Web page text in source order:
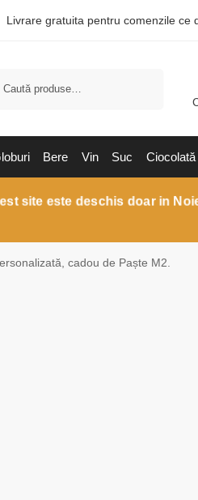
Livrare gratuita pentru comenzile ce
Bere Vin Suc Ciocolată
site este deschis doar in
cadou de Paște M2.